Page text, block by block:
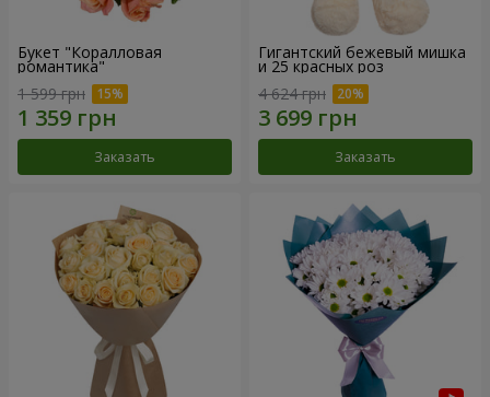
Букет "Коралловая
романтика"
1 599 грн
Заказать
Гигантский бежевый мишка
и 25 красных роз
4 624 грн
Заказать